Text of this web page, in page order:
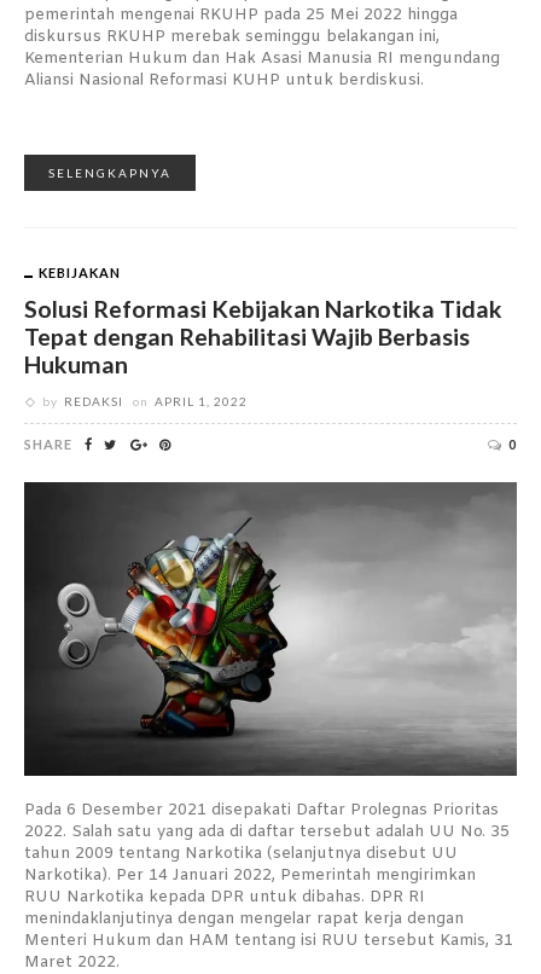
pemerintah mengenai RKUHP pada 25 Mei 2022 hingga
diskursus RKUHP merebak seminggu belakangan ini,
Kementerian Hukum dan Hak Asasi Manusia RI mengundang
Aliansi Nasional Reformasi KUHP untuk berdiskusi.
SELENGKAPNYA
KEBIJAKAN
Solusi Reformasi Kebijakan Narkotika Tidak
Tepat dengan Rehabilitasi Wajib Berbasis
Hukuman
by REDAKSI on APRIL 1, 2022
SHARE 0
Pada 6 Desember 2021 disepakati Daftar Prolegnas Prioritas
2022. Salah satu yang ada di daftar tersebut adalah UU No. 35
tahun 2009 tentang Narkotika (selanjutnya disebut UU
Narkotika). Per 14 Januari 2022, Pemerintah mengirimkan
RUU Narkotika kepada DPR untuk dibahas. DPR RI
menindaklanjutinya dengan mengelar rapat kerja dengan
Menteri Hukum dan HAM tentang isi RUU tersebut Kamis, 31
Maret 2022.